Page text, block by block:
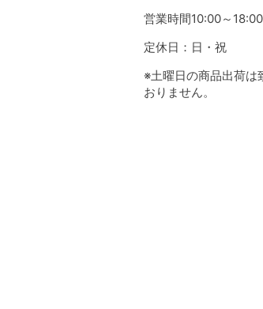
営業時間10:00～18:00
定休日：日・祝
※土曜日の商品出荷は
おりません。